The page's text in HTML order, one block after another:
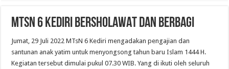
MTsN 6 KEDIRI BERSHOLAWAT DAN BERBAGI
Jumat, 29 Juli 2022 MTsN 6 Kediri mengadakan pengajian dan
santunan anak yatim untuk menyongsong tahun baru Islam 1444 H.
Kegiatan tersebut dimulai pukul 07.30 WIB. Yang di ikuti oleh seluruh